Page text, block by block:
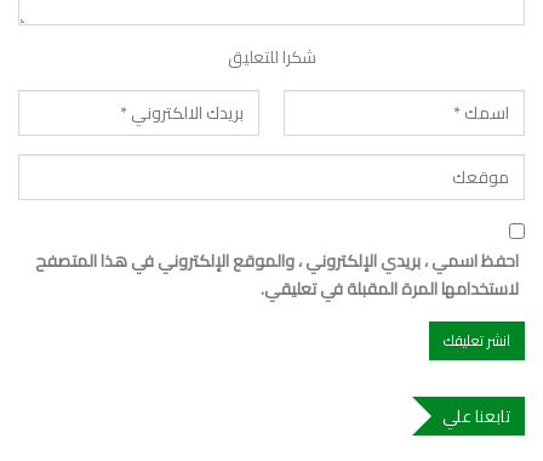
شكرا للتعليق
احفظ اسمي ، بريدي الإلكتروني ، والموقع الإلكتروني في هذا المتصفح
لاستخدامها المرة المقبلة في تعليقي.
تابعنا علي